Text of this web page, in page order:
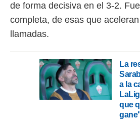
de forma decisiva en el 3-2.
completa, de esas que
llamadas.
La
a la
que